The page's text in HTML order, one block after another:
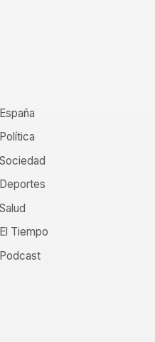
España
Política
Sociedad
Deportes
Salud
El Tiempo
Podcast